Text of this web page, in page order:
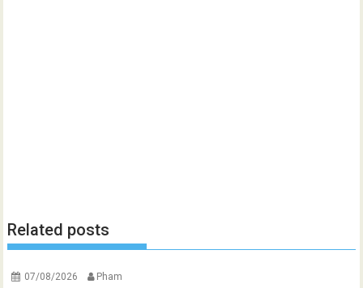
Related posts
07/08/2026 Pham